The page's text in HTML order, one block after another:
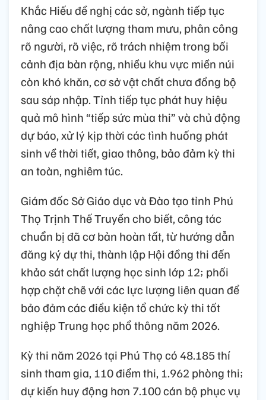
Khắc Hiếu đề nghị các sở, ngành tiếp tục
nâng cao chất lượng tham mưu, phân công
rõ người, rõ việc, rõ trách nhiệm trong bối
cảnh địa bàn rộng, nhiều khu vực miền núi
còn khó khăn, cơ sở vật chất chưa đồng bộ
sau sáp nhập. Tỉnh tiếp tục phát huy hiệu
quả mô hình “tiếp sức mùa thi” và chủ động
dự báo, xử lý kịp thời các tình huống phát
sinh về thời tiết, giao thông, bảo đảm kỳ thi
an toàn, nghiêm túc.
Giám đốc Sở Giáo dục và Đào tạo tỉnh Phú
Thọ Trịnh Thế Truyền cho biết, công tác
chuẩn bị đã cơ bản hoàn tất, từ hướng dẫn
đăng ký dự thi, thành lập Hội đồng thi đến
khảo sát chất lượng học sinh lớp 12; phối
hợp chặt chẽ với các lực lượng liên quan để
bảo đảm các điều kiện tổ chức kỳ thi tốt
nghiệp Trung học phổ thông năm 2026.
Kỳ thi năm 2026 tại Phú Thọ có 48.185 thí
sinh tham gia, 110 điểm thi, 1.962 phòng thi;
dự kiến huy động hơn 7.100 cán bộ phục vụ